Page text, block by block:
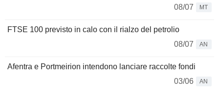
08/07
MT
FTSE 100 previsto in calo con il rialzo del petrolio
08/07
AN
Afentra e Portmeirion intendono lanciare raccolte fondi
03/06
AN